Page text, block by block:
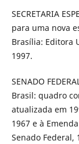
SECRETARIA
para uma nova
Brasília: Editora
1997.
SENADO
Brasil: quadro
atualizada em
1967 e à
Senado Federal,